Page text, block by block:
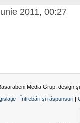
2011, 00:27
Media Grup, design
| Întrebări și răspunsuri |